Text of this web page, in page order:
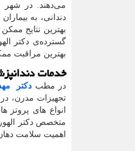
می‌دهند. در شهر
دندانی، به
بهترین نتایج
گسترده‌ی دکتر
بهترین مراقبت
خدمات
در مطب دکتر
تجهیزات مدرن،
انواع های پروتز
متخصص دکتر
اهمیت سلامت